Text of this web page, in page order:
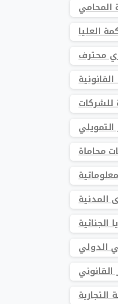
المحامي
العليا
محترف
للشركات
التمويلي
محاماة
المدنية
الجنائية
الدولي
التجارية